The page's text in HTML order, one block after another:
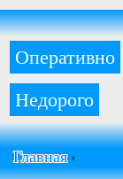
Оперативно
Недорого
Главная›